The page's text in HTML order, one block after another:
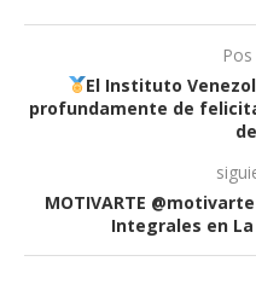
El Instituto
profundamente de
MOTIVARTE
Integrales en